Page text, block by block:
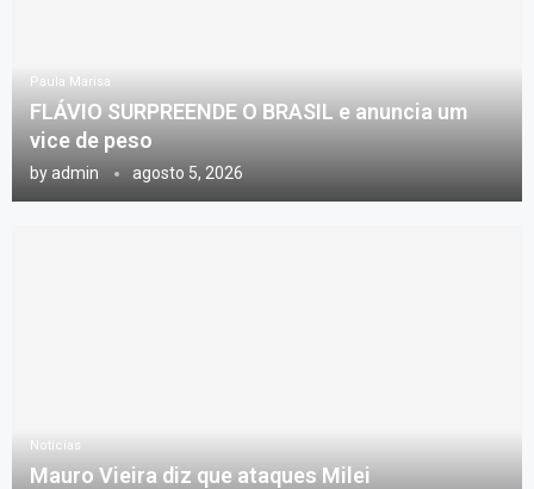
Paula Marisa
FLÁVIO SURPREENDE O BRASIL e anuncia um
vice de peso
by admin agosto 5, 2026
Notícias
Mauro Vieira diz que ataques Milei